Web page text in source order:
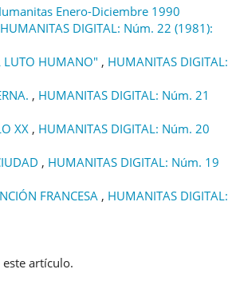
Enero-Diciembre 1990
HUMANITAS DIGITAL: Núm. 22 (1981):
LUTO HUMANO" , HUMANITAS DIGITAL:
, HUMANITAS DIGITAL: Núm. 21
XX , HUMANITAS DIGITAL: Núm. 20
, HUMANITAS DIGITAL: Núm. 19
FRANCESA , HUMANITAS DIGITAL:
este artículo.